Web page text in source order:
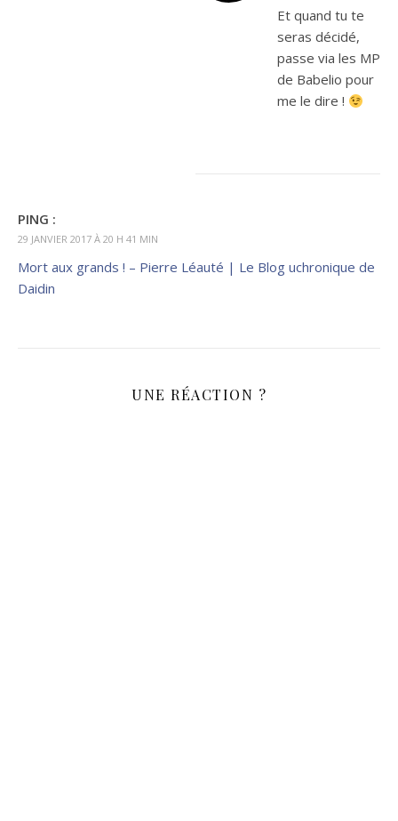
Et quand tu te
seras décidé,
passe via les MP
de Babelio pour
me le dire !
PING :
29 JANVIER 2017 À 20 H 41 MIN
Mort aux grands ! – Pierre Léauté | Le Blog uchronique de
Daidin
UNE RÉACTION ?